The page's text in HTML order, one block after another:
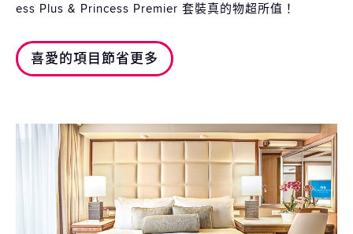
ess Plus & Princess Premier 套裝真的物超所值！
喜愛的項目節省更多